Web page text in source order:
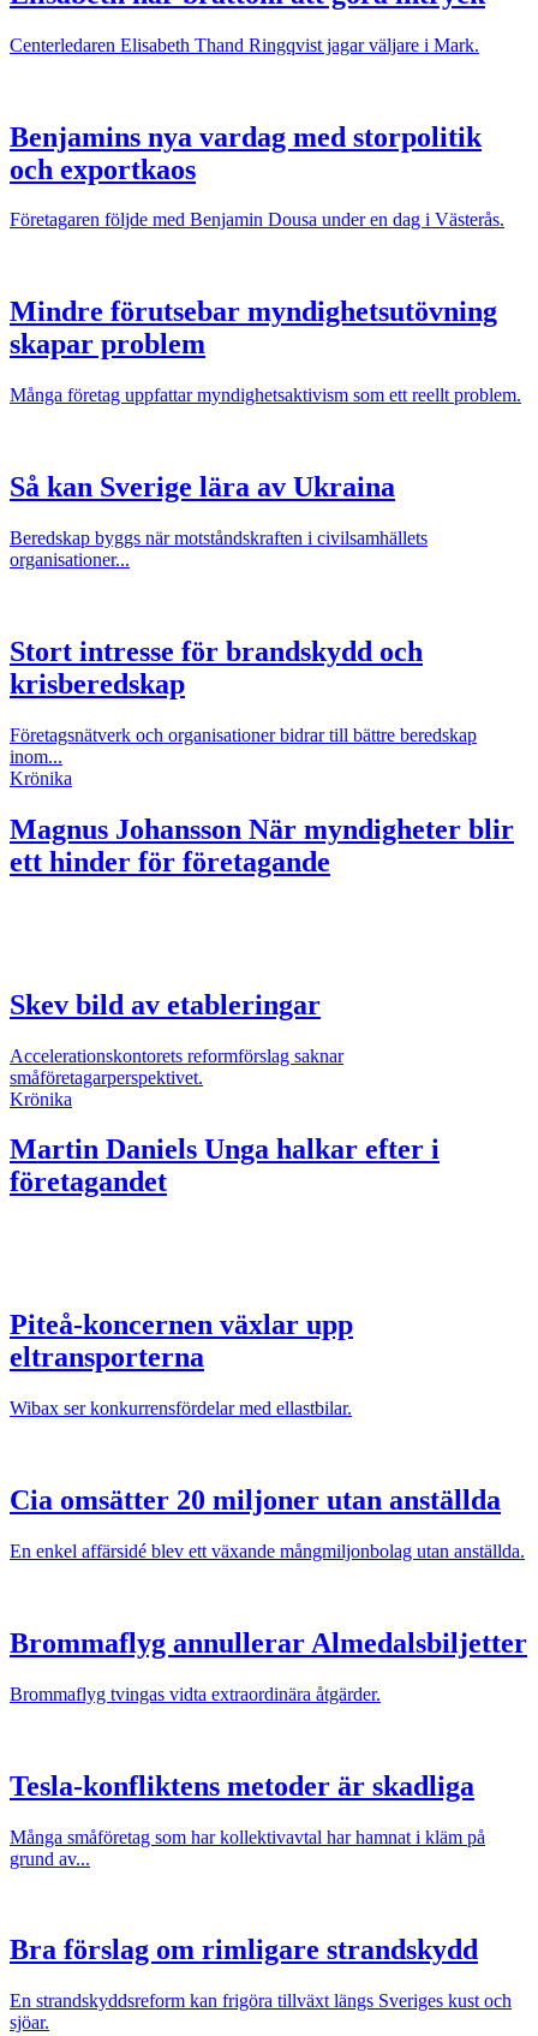
Centerledaren Elisabeth Thand Ringqvist jagar väljare i Mark.
Benjamins nya vardag med storpolitik
och exportkaos
Företagaren följde med Benjamin Dousa under en dag i Västerås.
Mindre förutsebar myndighetsutövning
skapar problem
Många företag uppfattar myndighetsaktivism som ett reellt problem.
Så kan Sverige lära av Ukraina
Beredskap byggs när motståndskraften i civilsamhällets
organisationer...
Stort intresse för brandskydd och
krisberedskap
Företagsnätverk och organisationer bidrar till bättre beredskap
inom...
Krönika
Magnus Johansson När myndigheter blir
ett hinder för företagande
Skev bild av etableringar
Accelerationskontorets reformförslag saknar
småföretagarperspektivet.
Krönika
Martin Daniels Unga halkar efter i
företagandet
Piteå-koncernen växlar upp
eltransporterna
Wibax ser konkurrensfördelar med ellastbilar.
Cia omsätter 20 miljoner utan anställda
En enkel affärsidé blev ett växande mångmiljonbolag utan anställda.
Brommaflyg annullerar Almedalsbiljetter
Brommaflyg tvingas vidta extraordinära åtgärder.
Tesla-konfliktens metoder är skadliga
Många småföretag som har kollektivavtal har hamnat i kläm på
grund av...
Bra förslag om rimligare strandskydd
En strandskyddsreform kan frigöra tillväxt längs Sveriges kust och
sjöar.